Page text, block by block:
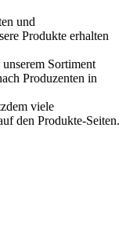
und
Produkte erhalten
Sortiment
Produzenten in
viele
den Produkte-Seiten.